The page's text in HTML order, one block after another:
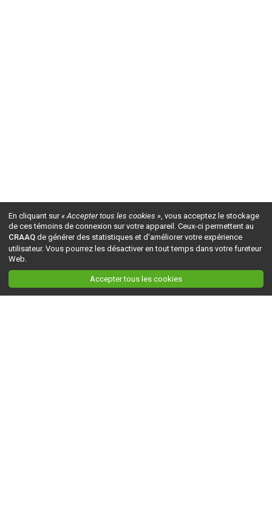
En cliquant sur« Accepter tous les cookies », vous acceptez le stockage
de ces témoins de connexion sur votre appareil. Ceux-ci permettent au
CRAAQ de générer des statistiques et d'améliorer votre expérience
utilisateur. Vous pourrez les désactiver en tout temps dans votre fureteur
Web.
Accepter tous les cookies